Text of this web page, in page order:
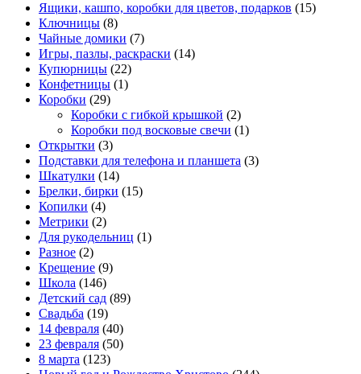
Ящики, кашпо, коробки для цветов, подарков (15)
Ключницы (8)
Чайные домики (7)
Игры, пазлы, раскраски (14)
Купюрницы (22)
Конфетницы (1)
Коробки (29)
Коробки с гибкой крышкой (2)
Коробки под восковые свечи (1)
Открытки (3)
Подставки для телефона и планшета (3)
Шкатулки (14)
Брелки, бирки (15)
Копилки (4)
Метрики (2)
Для рукодельниц (1)
Разное (2)
Крещение (9)
Школа (146)
Детский сад (89)
Свадьба (19)
14 февраля (40)
23 февраля (50)
8 марта (123)